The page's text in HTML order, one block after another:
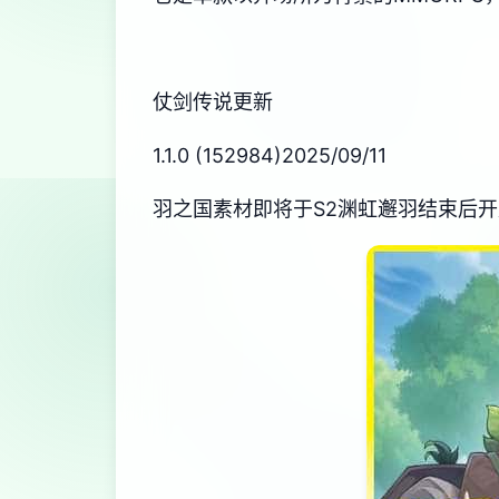
仗剑传说更新
1.1.0 (152984)2025/09/11
羽之国素材即将于S2渊虹邂羽结束后